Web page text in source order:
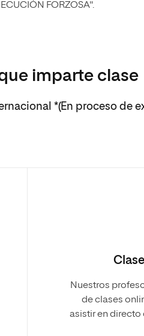
FORZOSA".
imparte clase
*(En proceso de
Nuestros
de clases
asistir en directo